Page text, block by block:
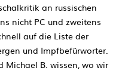
an russischen
nicht PC und zweitens
auf die Liste der
und Impfbefürworter.
Michael B. wissen, wo wir